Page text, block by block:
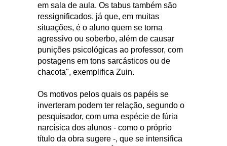
em sala de aula. Os tabus também são
ressignificados, já que, em muitas
situações, é o aluno quem se torna
agressivo ou soberbo, além de causar
punições psicológicas ao professor, com
postagens em tons sarcásticos ou de
chacota", exemplifica Zuin.
Os motivos pelos quais os papéis se
inverteram podem ter relação, segundo o
pesquisador, com uma espécie de fúria
narcísica dos alunos - como o próprio
título da obra sugere -, que se intensifica